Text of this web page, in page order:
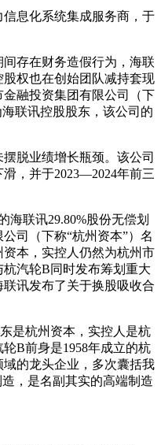
息化系统集成服务商，于
存在财务造假行为，海联
权也在创始团队减持套现
金融投资集团有限公司（下
联讯控股股东，该公司的
脱业绩增长瓶颈。该公司
，并于2023—2024年前三
海联讯29.80%股份无偿划
司（下称“杭州资本”）名
本，实控人仍然为杭州市
杭汽轮B同时发布筹划重大
讯发布了关于换股吸收合
是杭州资本，实控人是杭
B前身是1958年成立的杭
的龙头企业，多次囊括我
，是名副其实的高端制造